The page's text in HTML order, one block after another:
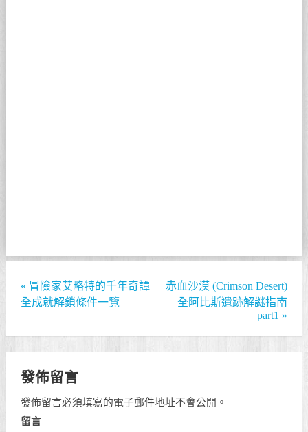
« 冒險家艾略特的千年奇譚
全成就解鎖條件一覽
赤血沙漠 (Crimson Desert)
全阿比斯遺跡解謎指南
part1 »
發佈留言
發佈留言必須填寫的電子郵件地址不會公開。
留言